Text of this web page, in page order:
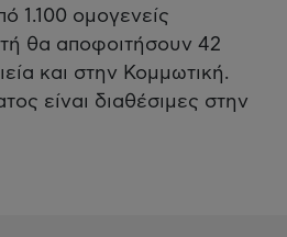
1.100 ομογενείς
θα αποφοιτήσουν 42
και στην Κομμωτική.
είναι διαθέσιμες στην